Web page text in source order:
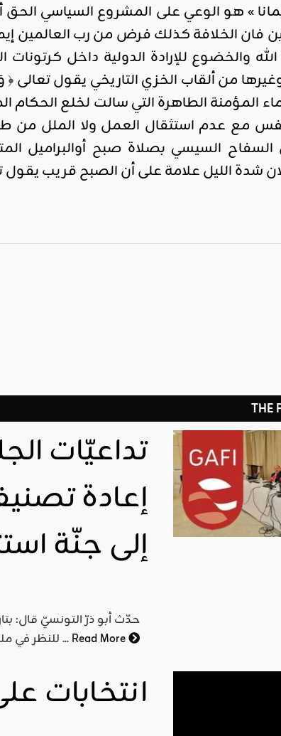
» هو الوعي على المشروع السياسي
الخلافة كذلك فرض من رب العالمين
والخضوع للإرادة الدولية داخل
من ألقاب الخزي التاريخي يقول
المؤمنة الطاهرة التي سالت لخلع
نفس مع عدم استثقال العمل ولا الملل من
السيسي بصلاة صبح أوالبراميل
لان شدة الليل علامة على أن الصبح قريب
THE
تداعيّات
إعادة
إلى جنّة
الماليّ الأوروبيّة ((gafi للنظر في ملفّ تونس وإمكانيّة إخراجها من قائمة الدول ...Read More
انتخابات
اقليمي ودولي
صدور
العدد 601
من جريدة
التحرير